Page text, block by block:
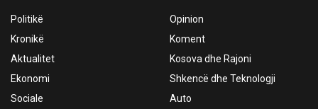
Politikë
Kronikë
Aktualitet
Ekonomi
Sociale
Opinion
Koment
Kosova dhe Rajoni
Shkencë dhe Teknologji
Auto